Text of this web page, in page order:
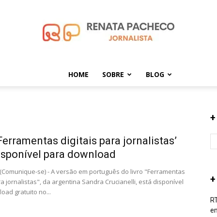
Pacheco
HOME SOBRE BLOG
digitais para jornalistas’
para download
se) - A versão em português do livro "Ferramentas
jornalistas", da argentina Sandra Crucianelli, está disponível
gratuito no...